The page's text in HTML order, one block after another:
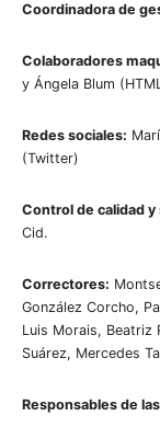
Coordinadora de
Colaboradores
y Ángela Blum
Redes sociales:
(Twitter)
Control de calidad
Cid.
Correctores:
González Corcho,
Luis Morais, Beatriz
Suárez, Mercedes
Responsables de